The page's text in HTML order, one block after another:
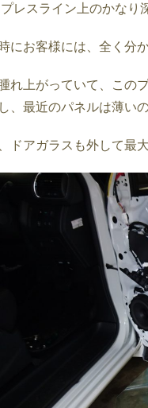
レスライン上のかなり
にお客様には、全く分
れ上がっていて、この
、最近のパネルは薄い
ドアガラスも外して最